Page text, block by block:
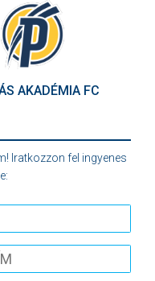
AKADÉMIA FC
Iratkozzon fel ingyenes